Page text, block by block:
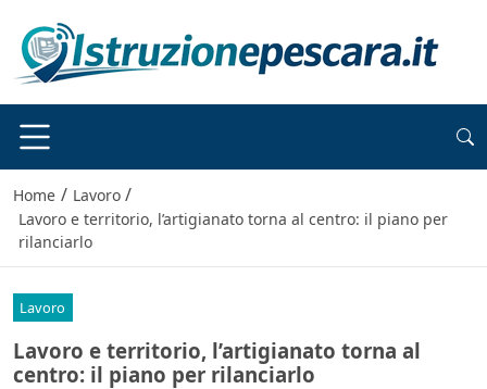
Home / Lavoro /
Lavoro e territorio, l’artigianato torna al centro: il piano per
rilanciarlo
Lavoro
Lavoro e territorio, l’artigianato torna al
centro: il piano per rilanciarlo